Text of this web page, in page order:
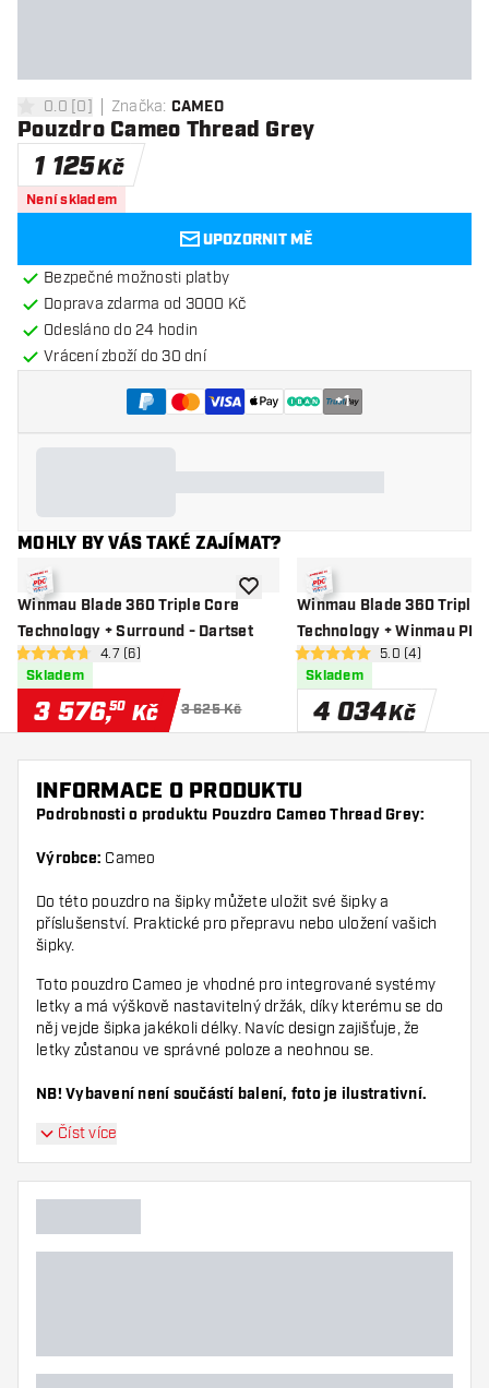
0 hodnoticí hvězdičky
0.0 [0] Značka: CAMEO
Pouzdro Cameo Thread Grey
1 125Kč
Není skladem
UPOZORNIT MĚ
Bezpečné možnosti platby
Doprava zdarma od 3000 Kč
Odesláno do 24 hodin
Vrácení zboží do 30 dní
+1
MOHLY BY VÁS TAKÉ ZAJÍMAT?
Winmau Blade 360 Triple Core
Technology + Surround - Dartset
otevřít panel recenzí
4.7 hodnoticí hvězdičky
4.7 (6)
Skladem
3 576,50 Kč 3 625 Kč
Přidat do seznamu přání
Winmau Blade 360 Triple
Technology + Winmau
Surround - Dartset
otevřít panel
5 hodnoticí hvězdičky
5.0 (4)
Skladem
4 034Kč
INFORMACE O PRODUKTU
Podrobnosti o produktu Pouzdro Cameo Thread Grey:
Výrobce: Cameo
Do této pouzdro na šipky můžete uložit své šipky a
příslušenství. Praktické pro přepravu nebo uložení vašich
šipky.
Toto pouzdro Cameo je vhodné pro integrované systémy
letky a má výškově nastavitelný držák, díky kterému se do
něj vejde šipka jakékoli délky. Navíc design zajišťuje, že
letky zůstanou ve správné poloze a neohnou se.
NB! Vybavení není součástí balení, foto je ilustrativní.
Číst více